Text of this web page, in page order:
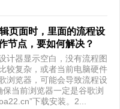
页面时，里面的流程设
节点，要如何解决？
计器显示空白，没有流程图
较复杂，或者当前电脑硬件
浏览器，可能会导致流程设
当前浏览器一定是谷歌浏
下载安装。2...